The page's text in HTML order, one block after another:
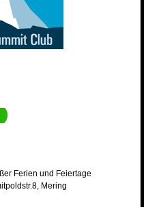
Ferien und Feiertage
Mering